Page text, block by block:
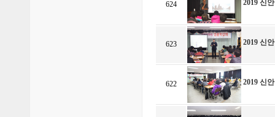
624 2019 신
623 2019 신
622 2019 신